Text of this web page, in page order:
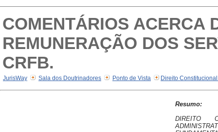
COMENTÁRIOS ACERCA
REMUNERAÇÃO DOS
CRFB.
JurisWay Sala dos Doutrinadores Ponto de Vista Direito
Resumo:
DIREITO